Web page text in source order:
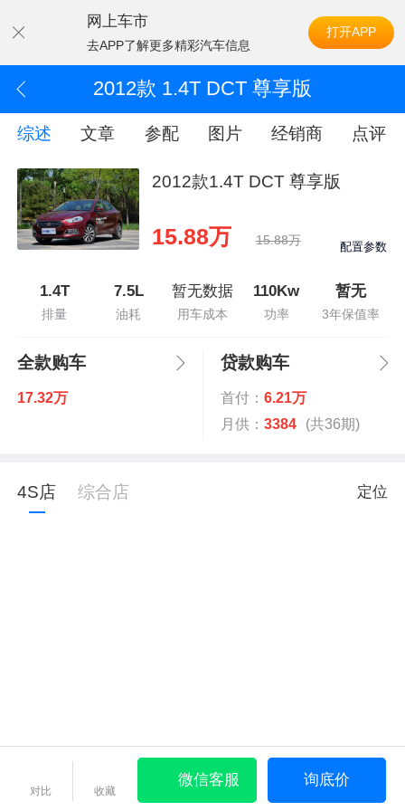
网上车市
去APP了解更多精彩汽车信息
打开APP
2012款 1.4T DCT 尊享版
综述 文章 参配 图片 经销商 点评
2012款1.4T DCT 尊享版
15.88万 15.88万 配置参数
1.4T
排量
7.5L
油耗
暂无数据
用车成本
110Kw
功率
暂无
3年保值率
全款购车
17.32万
贷款购车
首付： 6.21万
月供： 3384 (共36期)
4S店 综合店 定位
对比 收藏
微信客服 询底价